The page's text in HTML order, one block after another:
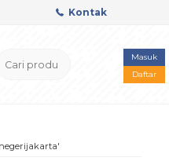
Kontak
Masuk
Daftar